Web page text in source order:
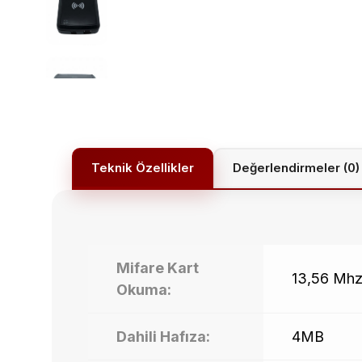
Değerlendirmeler (0)
Mifare Kart
Okuma:
13,56 Mhz
Dahili Hafıza: 4MB